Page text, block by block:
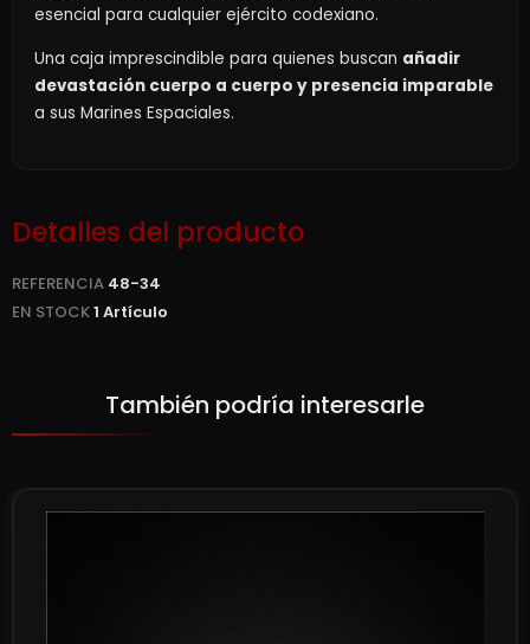
esencial para cualquier ejército codexiano.
Una caja imprescindible para quienes buscan añadir
devastación cuerpo a cuerpo y presencia imparable
a sus Marines Espaciales.
Detalles del producto
REFERENCIA 48-34
EN STOCK1 Artículo
También podría interesarle